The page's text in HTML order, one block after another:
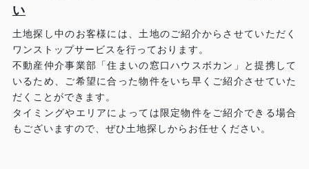
い
土地探し中のお客様には、土地のご紹介からさせていただく
ワンストップサービスを行っております。
不動産仲介事業部「住まいの窓口ハウスボカン」と提携して
いるため、ご希望に合った物件をいち早くご紹介させていた
だくことができます。
タイミングやエリアによっては限定物件をご紹介できる場合
もございますので、ぜひ土地探しからお任せください。